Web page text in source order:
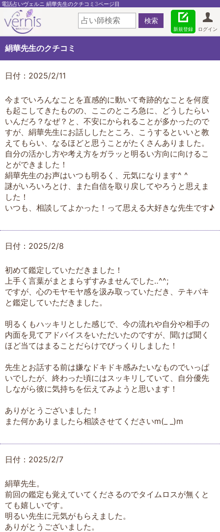
電話占いヴェルニ 絹華先生のクチコミ3ページ目
ログイン
新規登録
絹華先生のクチコミ
日付：2025/2/11
今までいろんなことを直感的に動いて奇跡的なことを何度
も起こしてきたものの、ここのところ急に、どうしたらい
いんだろ？なぜ？と、不安にかられることが多かったので
すが、絹華先生にお話ししたところ、こうするといいと教
えてもらい、なるほどと思うことがたくさんありました。
自分の活かし方や考え方をガラッと明るい方向に向けるこ
とができました！
絹華先生のお声はいつも明るく、元気になります^ ^
謎がいろいろとけ、また自信を取り戻してやろうと思えま
した！
いつも、相談してよかった！って思える大好きな先生です♪
日付：2025/2/8
初めて鑑定していただきました！
上手く言葉がまとまらずすみませんでした‥^^;
ですが、心のモヤモヤ感を汲み取っていただき、テキパキ
と鑑定していただきました。
明るくもハッキリとした感じで、今の流れや自分や相手の
内面を見てアドバイスをいただいたのですが、聞けば聞く
ほど当てはまることだらけでびっくりしました！
先生とお話する前は嫌なドキドキ感みたいなものでいっぱ
いでしたが、終わった頃にはスッキリしていて、自分優先
しながら彼に気持ちを伝えてみようと思います！
ありがとうございました！
また何かありましたら相談させてくださいm(_ _)m
日付：2025/2/7
絹華先生。
前回の鑑定も覚えていてくださるのでタイムロスが無くと
ても嬉しいです。
明るい先生に元気がもらえました。
ありがとうございました。